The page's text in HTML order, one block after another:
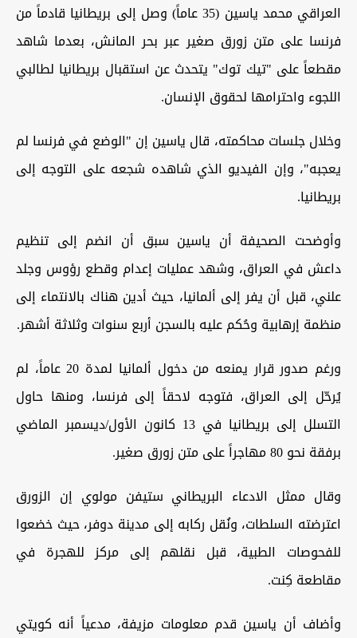
العراقي محمد ياسين (35 عاماً) وصل إلى بريطانيا قادماً من
فرنسا على متن زورق صغير عبر بحر المانش، بعدما شاهد
مقطعاً على "تيك توك" يتحدث عن استقبال بريطانيا لطالبي
اللجوء واحترامها لحقوق الإنسان.
وخلال جلسات محاكمته، قال ياسين إن "الوضع في فرنسا لم
يعجبه"، وإن الفيديو الذي شاهده شجعه على التوجه إلى
بريطانيا.
وأوضحت الصحيفة أن ياسين سبق أن انضم إلى تنظيم
داعش في العراق، وشهد عمليات إعدام وقطع رؤوس وجلد
علني، قبل أن يفر إلى ألمانيا، حيث أدين هناك بالانتماء إلى
منظمة إرهابية وحُكم عليه بالسجن أربع سنوات وثلاثة أشهر.
ورغم صدور قرار يمنعه من دخول ألمانيا لمدة 20 عاماً، لم
يُرحّل إلى العراق، فتوجه لاحقاً إلى فرنسا، ومنها حاول
التسلل إلى بريطانيا في 13 كانون الأول/ديسمبر الماضي
برفقة نحو 80 مهاجراً على متن زورق صغير.
وقال ممثل الادعاء البريطاني ستيفن مولوي إن الزورق
اعترضته السلطات، ونُقل ركابه إلى مدينة دوفر، حيث خضعوا
للفحوصات الطبية، قبل نقلهم إلى مركز للهجرة في
مقاطعة كِنت.
وأضاف أن ياسين قدم معلومات مزيفة، مدعياً أنه كويتي